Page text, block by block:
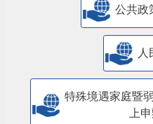
公共政
人
特殊境遇家庭暨
上